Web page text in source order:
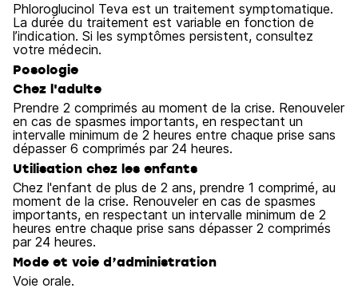
Phloroglucinol Teva est un traitement symptomatique.
La durée du traitement est variable en fonction de
l’indication. Si les symptômes persistent, consultez
votre médecin.
Posologie
Chez l'adulte
Prendre 2 comprimés au moment de la crise. Renouveler
en cas de spasmes importants, en respectant un
intervalle minimum de 2 heures entre chaque prise sans
dépasser 6 comprimés par 24 heures.
Utilisation chez les enfants
Chez l'enfant de plus de 2 ans, prendre 1 comprimé, au
moment de la crise. Renouveler en cas de spasmes
importants, en respectant un intervalle minimum de 2
heures entre chaque prise sans dépasser 2 comprimés
par 24 heures.
Mode et voie d’administration
Voie orale.